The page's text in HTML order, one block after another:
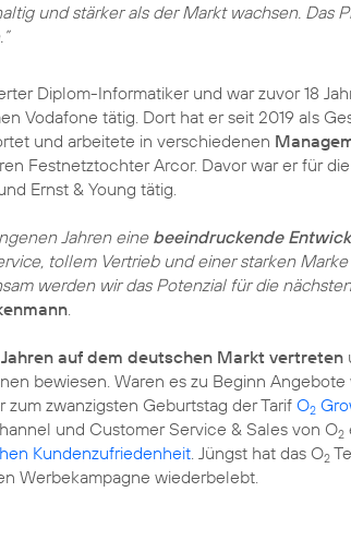
und stärker als der Markt wachsen. Das
Diplom-Informatiker und war zuvor 18
Vodafone tätig. Dort hat er seit 2019 als
und arbeitete in verschiedenen
Festnetztochter Arcor. Davor war er für
Ernst & Young tätig.
Jahren einebeeindruckende
tollem Vertrieb und einer starken Marke
werden wir das Potenzial für die
.
auf dem deutschen Markt vertreten
bewiesen. Waren es zu Beginn
zum zwanzigsten Geburtstag der Tarif O2
und Customer Service & Sales von O2
Kundenzufriedenheit. Jüngst hat das O2
Werbekampagne wiederbelebt.